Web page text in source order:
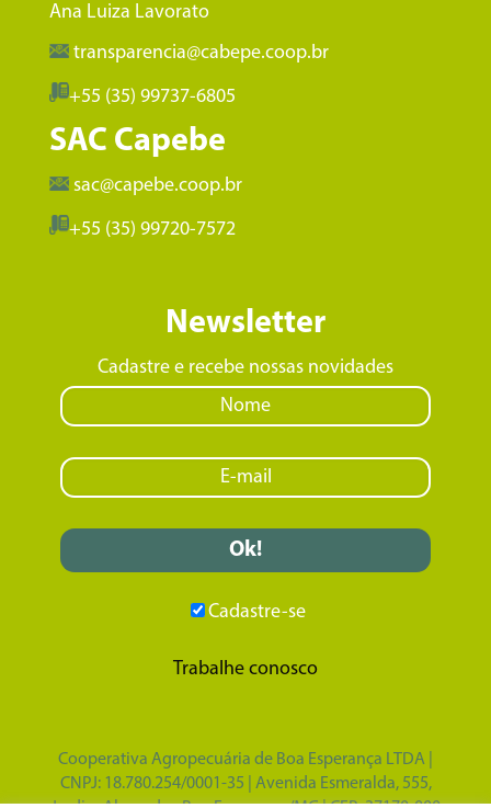
Ana Luiza Lavorato
transparencia@cabepe.coop.br
+55 (35) 99737-6805
SAC Capebe
sac@capebe.coop.br
+55 (35) 99720-7572
Newsletter
Cadastre e recebe nossas novidades
Cadastre-se
Trabalhe conosco
Cooperativa Agropecuária de Boa Esperança LTDA |
CNPJ: 18.780.254/0001-35 | Avenida Esmeralda, 555,